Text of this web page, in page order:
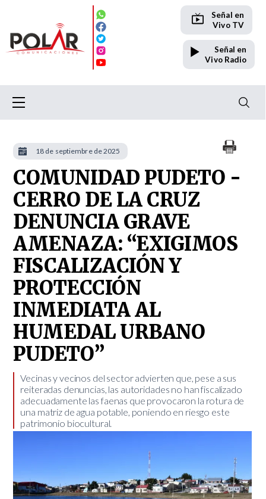
Señal en
Vivo TV
Señal en
Vivo Radio
COMUNIDAD PUDETO -
CERRO DE LA CRUZ
DENUNCIA GRAVE
AMENAZA: “EXIGIMOS
FISCALIZACIÓN Y
PROTECCIÓN
INMEDIATA AL
HUMEDAL URBANO
PUDETO”
Vecinas y vecinos del sector advierten que, pese a sus
reiteradas denuncias, las autoridades no han fiscalizado
adecuadamente las faenas que provocaron la rotura de
una matriz de agua potable, poniendo en riesgo este
patrimonio biocultural. ​
18 de septiembre de 2025